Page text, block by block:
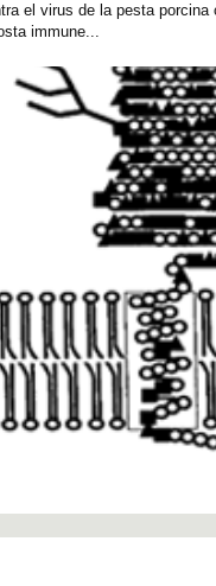
el virus de la pesta porcina
immune...